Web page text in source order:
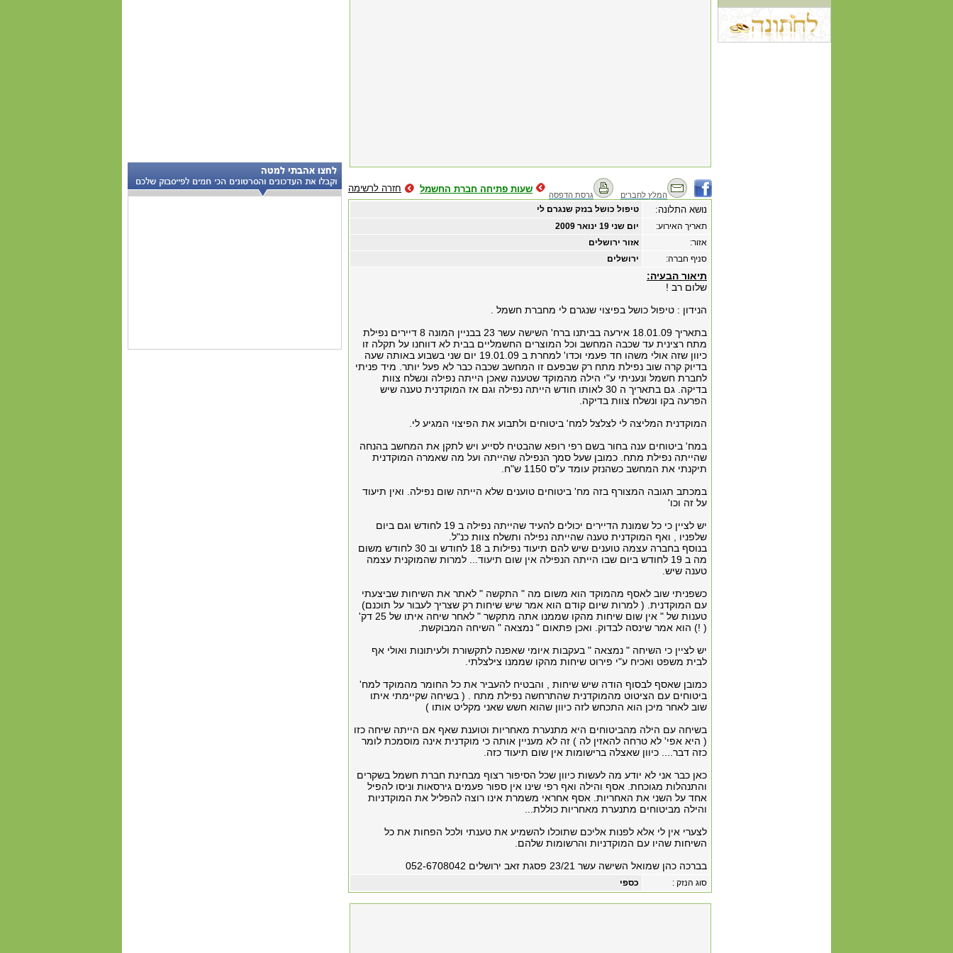
חזרה לרשימה שעות פתיחה חברת החשמל
גרסת הדפסה המלץ לחברים
טיפול כושל בנזק שנגרם לי נושא התלונה:
‏יום שני ‏19 ‏ינואר ‏2009
תאריך האירוע:
אזור ירושלים
אזור:
ירושלים
סניף חברה:
תיאור הבעיה:
שלום רב !
הנידון : טיפול כושל בפיצוי שנגרם לי מחברת חשמל .
בתאריך 18.01.09 אירעה בביתנו ברח' השישה עשר 23 בבניין המונה 8 דיירים נפילת
מתח רצינית עד שכבה המחשב וכל המוצרים החשמליים בבית לא דווחנו על תקלה זו
כיוון שזה אולי משהו חד פעמי וכדו' למחרת ב 19.01.09 יום שני בשבוע באותה שעה
בדיוק קרה שוב נפילת מתח רק שבפעם זו המחשב שכבה כבר לא פעל יותר. מיד פניתי
לחברת חשמל ונעניתי ע"י הילה מהמוקד שטענה שאכן הייתה נפילה ונשלח צוות
בדיקה. גם בתאריך ה 30 לאותו חודש הייתה נפילה וגם אז המוקדנית טענה שיש
הפרעה בקו ונשלח צוות בדיקה.
המוקדנית המליצה לי לצלצל למח' ביטוחים ולתבוע את הפיצוי המגיע לי.
במח' ביטוחים ענה בחור בשם רפי רופא שהבטיח לסייע ויש לתקן את המחשב בהנחה
שהייתה נפילת מתח. כמובן שעל סמך הנפילה שהייתה ועל מה שאמרה המוקדנית
תיקנתי את המחשב כשהנזק עומד ע"ס 1150 ש"ח.
במכתב תגובה המצורף בזה מח' ביטוחים טוענים שלא הייתה שום נפילה. ואין תיעוד
על זה וכו'
יש לציין כי כל שמונת הדיירים יכולים להעיד שהייתה נפילה ב 19 לחודש וגם ביום
שלפניו , ואף המוקדנית טענה שהייתה נפילה ותשלח צוות כנ"ל.
בנוסף בחברה עצמה טוענים שיש להם תיעוד נפילות ב 18 לחודש וב 30 לחודש משום
מה ב 19 לחודש ביום שבו הייתה הנפילה אין שום תיעוד... למרות שהמוקנית עצמה
טענה שיש.
כשפניתי שוב לאסף מהמוקד הוא משום מה " התקשה " לאתר את השיחות שביצעתי
עם המוקדנית. ( למרות שיום קודם הוא אמר שיש שיחות רק שצריך לעבור על תוכנם)
טענות של " אין שום שיחות מהקו שממנו אתה מתקשר " לאחר שיחה איתו של 25 דק'
( !) הוא אמר שינסה לבדוק. ואכן פתאום " נמצאה " השיחה המבוקשת.
יש לציין כי השיחה " נמצאה " בעקבות איומי שאפנה לתקשורת ולעיתונות ואולי אף
לבית משפט ואכיח ע"י פירוט שיחות מהקו שממנו צילצלתי.
כמובן שאסף לבסוף הודה שיש שיחות , והבטיח להעביר את כל החומר מהמוקד למח'
ביטוחים עם הציטוט מהמוקדנית שהתרחשה נפילת מתח . ( בשיחה שקיימתי איתו
שוב לאחר מיכן הוא התכחש לזה כיוון שהוא חשש שאני מקליט אותו )
בשיחה עם הילה מהביטוחים היא מתנערת מאחריות וטוענת שאף אם הייתה שיחה כזו
( היא אפי' לא טרחה להאזין לה ) זה לא מעניין אותה כי מוקדנית אינה מוסמכת לומר
כזה דבר.... כיוון שאצלה ברישומות אין שום תיעוד כזה.
כאן כבר אני לא יודע מה לעשות כיוון שכל הסיפור רצוף מבחינת חברת חשמל בשקרים
והתנהלות מגוכחת. אסף והילה ואף רפי שינו אין ספור פעמים גירסאות וניסו להפיל
אחד על השני את האחריות. אסף אחראי משמרת אינו רוצה להפליל את המוקדניות
והילה מביטוחים מתנערת מאחריות כוללת...
לצערי אין לי אלא לפנות אליכם שתוכלו להשמיע את טענתי ולכל הפחות את כל
השיחות שהיו עם המוקדניות והרשומות שלהם.
בברכה כהן שמואל השישה עשר 23/21 פסגת זאב ירושלים 052-6708042
כספי סוג הנזק :